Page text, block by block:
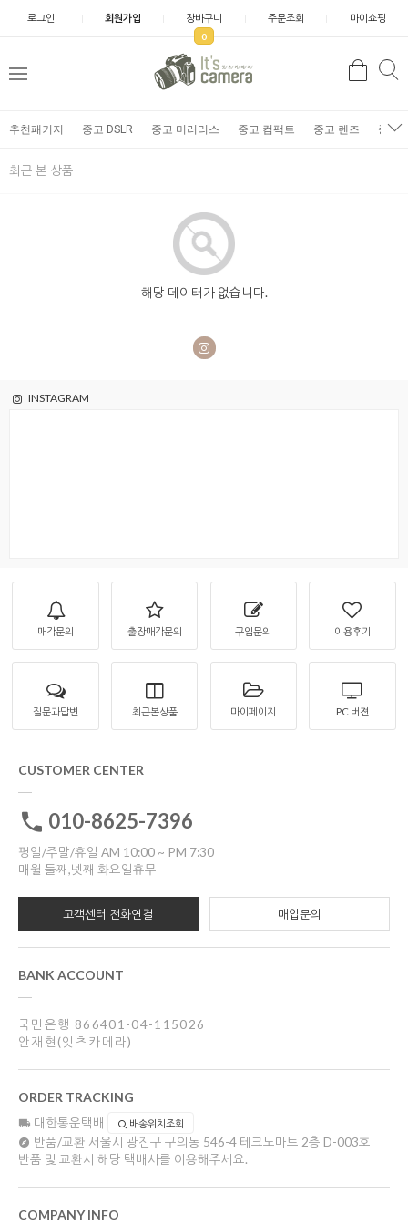
로그인 회원가입 장바구니
0
주문조회 마이쇼핑
추천패키지 중고 DSLR 중고 미러리스 중고 컴팩트 중고 렌즈 중고
최근 본 상품
해당 데이터가 없습니다.
INSTAGRAM
매각문의 출장매각문의 구입문의 이용후기
질문과답변 최근본상품 마이페이지 PC 버젼
CUSTOMER CENTER
010-8625-7396
평일/주말/휴일 AM 10:00 ~ PM 7:30
매월 둘째,넷째 화요일휴무
고객센터 전화연결 매입문의
BANK ACCOUNT
국민은행 866401-04-115026
안재현(잇츠카메라)
ORDER TRACKING
대한통운택배 배송위치조회
반품/교환 서울시 광진구 구의동 546-4 테크노마트 2층 D-003호
반품 및 교환시 해당 택배사를 이용해주세요.
COMPANY INFO